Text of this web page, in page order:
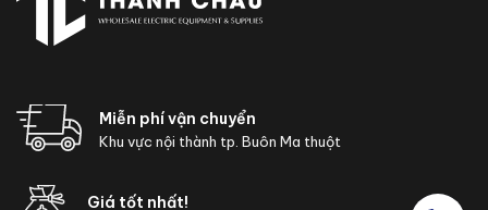
Miễn phí vận chuyển
Khu vực nội thành tp. Buôn Ma thuột
Giá tốt nhất!